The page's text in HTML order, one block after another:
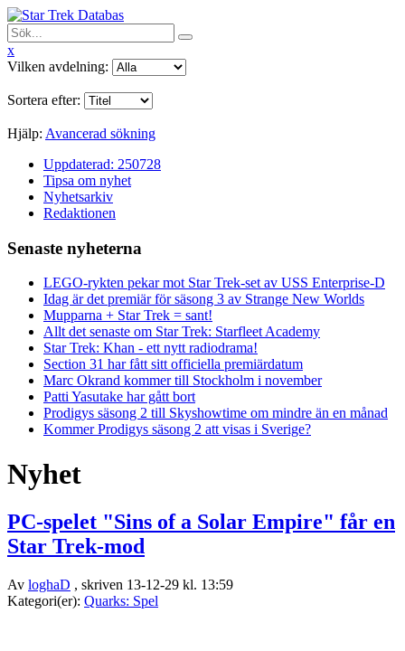
x
Vilken avdelning:
Sortera efter:
Hjälp: Avancerad sökning
Uppdaterad: 250728
Tipsa om nyhet
Nyhetsarkiv
Redaktionen
Senaste nyheterna
LEGO-rykten pekar mot Star Trek-set av USS Enterprise-D
Idag är det premiär för säsong 3 av Strange New Worlds
Mupparna + Star Trek = sant!
Allt det senaste om Star Trek: Starfleet Academy
Star Trek: Khan - ett nytt radiodrama!
Section 31 har fått sitt officiella premiärdatum
Marc Okrand kommer till Stockholm i november
Patti Yasutake har gått bort
Prodigys säsong 2 till Skyshowtime om mindre än en månad
Kommer Prodigys säsong 2 att visas i Sverige?
Nyhet
PC-spelet "Sins of a Solar Empire" får en
Star Trek-mod
Av loghaD , skriven 13-12-29 kl. 13:59
Kategori(er): Quarks: Spel